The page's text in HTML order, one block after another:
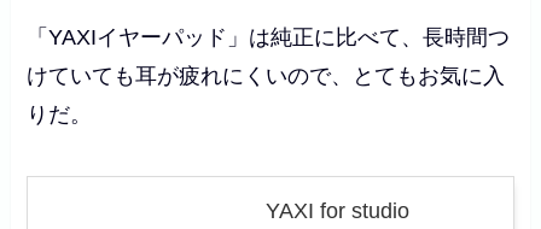
「YAXIイヤーパッド」は純正に比べて、長時間つ
けていても耳が疲れにくいので、とてもお気に入
りだ。
YAXI for studio